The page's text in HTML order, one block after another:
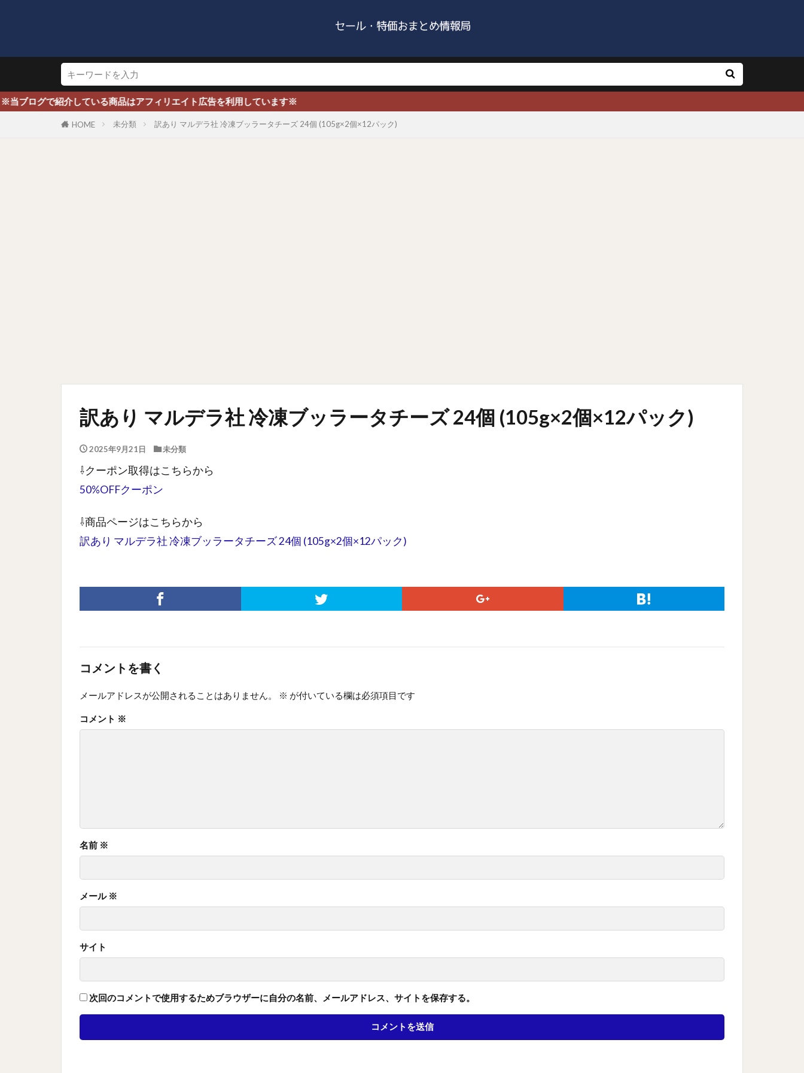
ログで紹介している商品はアフィリエイト広告を利用しています※
HOME 未分類 訳あり マルデラ社 冷凍ブッラータチーズ 24個 (105g×2個×12パック)
訳あり マルデラ社 冷凍ブッラータチーズ 24個 (105g×2個×12パック)
2025年9月21日 未分類
⇩クーポン取得はこちらから
50%OFFクーポン
⇩商品ページはこちらから
訳あり マルデラ社 冷凍ブッラータチーズ 24個 (105g×2個×12パック)
コメントを書く
メールアドレスが公開されることはありません。 ※ が付いている欄は必須項目です
コメント ※
名前 ※
メール ※
サイト
次回のコメントで使用するためブラウザーに自分の名前、メールアドレス、サイトを保存する。